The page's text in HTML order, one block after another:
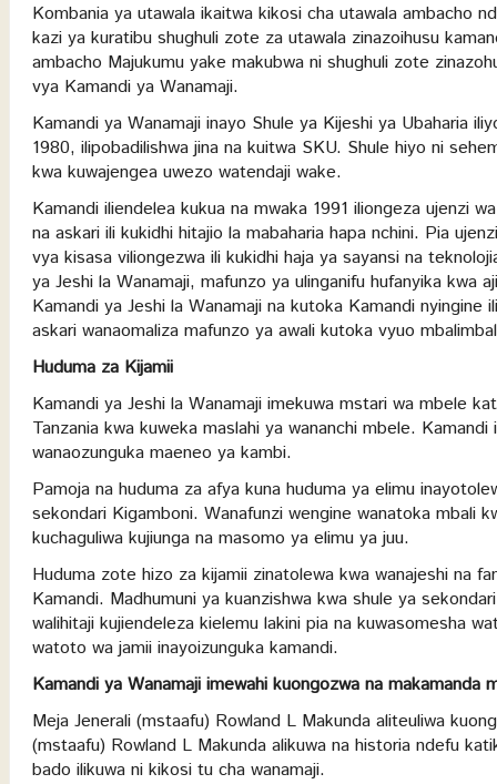
Kombania ya utawala ikaitwa kikosi cha utawala ambacho
kazi ya kuratibu shughuli zote za utawala zinazoihusu
ambacho Majukumu yake makubwa ni shughuli zote
vya Kamandi ya Wanamaji.
Kamandi ya Wanamaji inayo Shule ya Kijeshi ya Ubaharia
1980, ilipobadilishwa jina na kuitwa SKU. Shule hiyo ni
kwa kuwajengea uwezo watendaji wake.
Kamandi iliendelea kukua na mwaka 1991 iliongeza ujenzi
na askari ili kukidhi hitajio la mabaharia hapa nchini. Pia
vya kisasa viliongezwa ili kukidhi haja ya sayansi na
ya Jeshi la Wanamaji, mafunzo ya ulinganifu hufanyika kwa
Kamandi ya Jeshi la Wanamaji na kutoka Kamandi
askari wanaomaliza mafunzo ya awali kutoka vyuo
Huduma za Kijamii
Kamandi ya Jeshi la Wanamaji imekuwa mstari wa mbele
Tanzania kwa kuweka maslahi ya wananchi mbele.
wanaozunguka maeneo ya kambi.
Pamoja na huduma za afya kuna huduma ya elimu
sekondari Kigamboni. Wanafunzi wengine wanatoka mbali
kuchaguliwa kujiunga na masomo ya elimu ya juu.
Huduma zote hizo za kijamii zinatolewa kwa wanajeshi na
Kamandi. Madhumuni ya kuanzishwa kwa shule ya
walihitaji kujiendeleza kielemu lakini pia na kuwasomesha
watoto wa jamii inayoizunguka kamandi.
Kamandi ya Wanamaji imewahi kuongozwa na
Meja Jenerali (mstaafu) Rowland L Makunda aliteuliwa
(mstaafu) Rowland L Makunda alikuwa na historia ndefu
bado ilikuwa ni kikosi tu cha wanamaji.